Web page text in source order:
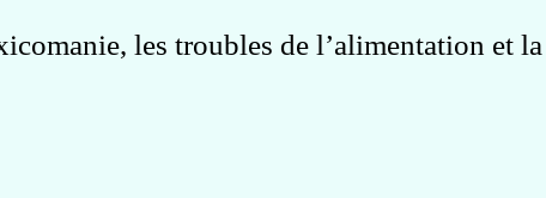
les troubles de l’alimentation et